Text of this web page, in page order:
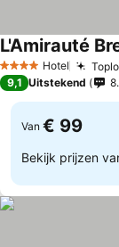
4 SterrenHotel
L'Amirauté
9,1 Uitstekend
Van € 99
Bekijk prijzen